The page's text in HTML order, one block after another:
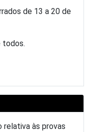
de 13 a 20 de
todos.
relativa às provas